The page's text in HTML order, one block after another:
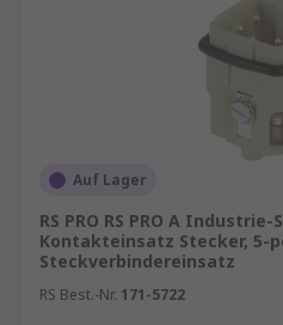
Auf Lager
RS PRO RS PRO A
Kontakteinsatz Stecker, 5-
Steckverbindereinsatz
RS Best.-Nr. 171-5722